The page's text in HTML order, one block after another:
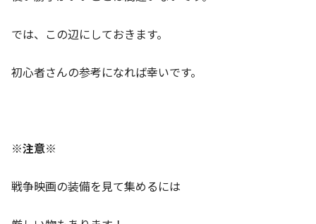
では、この辺にしておきます。
初心者さんの参考になれば幸いです。
※注意※
戦争映画の装備を見て集めるには